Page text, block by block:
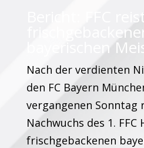
Bericht: FFC
bayerischen
Nach der verdienten
den FC Bayern
vergangenen Sonntag
Nachwuchs des 1. FFC
frischgebackenen